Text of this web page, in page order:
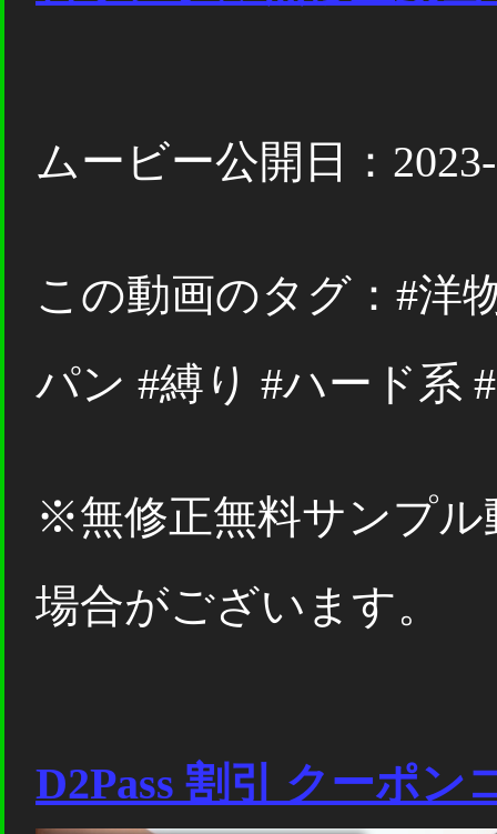
ムービー公開日：
この動画のタグ：#洋
パン #縛り #ハード系
※無修正無料サンプル
場合がございます。
D2Pass 割引 クーポン